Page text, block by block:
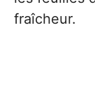
fraîcheur.